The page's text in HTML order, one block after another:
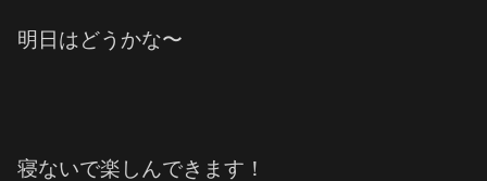
明日はどうかな〜
寝ないで楽しんできます！